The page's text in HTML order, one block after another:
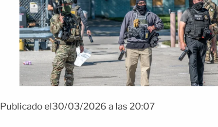
Publicado el30/03/2026 a las 20:07